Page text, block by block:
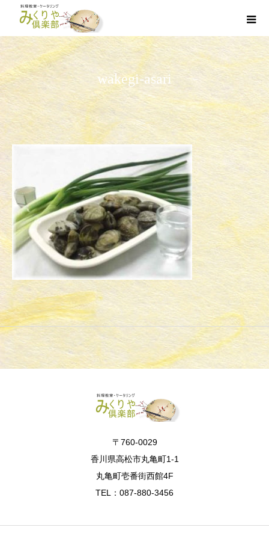
wakegi-asari
〒760-0029
香川県高松市丸亀町1-1
丸亀町壱番街西館4F
TEL：087-880-3456